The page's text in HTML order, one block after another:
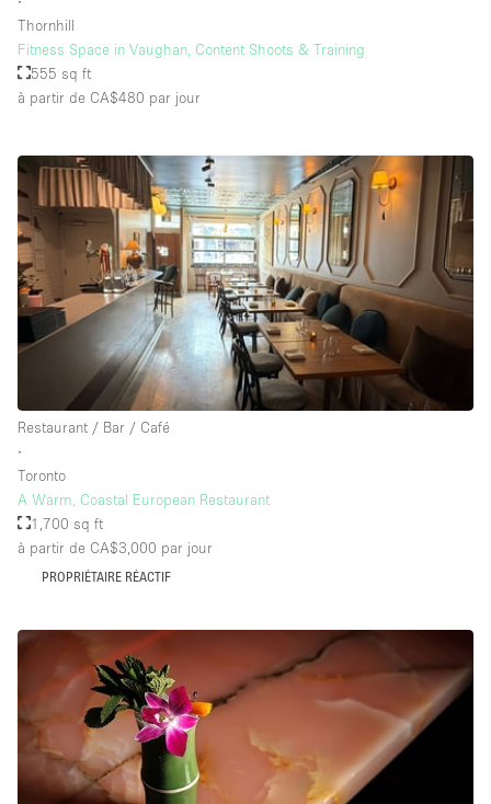
Thornhill
Fitness Space in Vaughan, Content Shoots & Training
555 sq ft
à partir de CA$480 par jour
Restaurant / Bar / Café
∙
Toronto
A Warm, Coastal European Restaurant
1,700 sq ft
à partir de CA$3,000 par jour
PROPRIÉTAIRE RÉACTIF